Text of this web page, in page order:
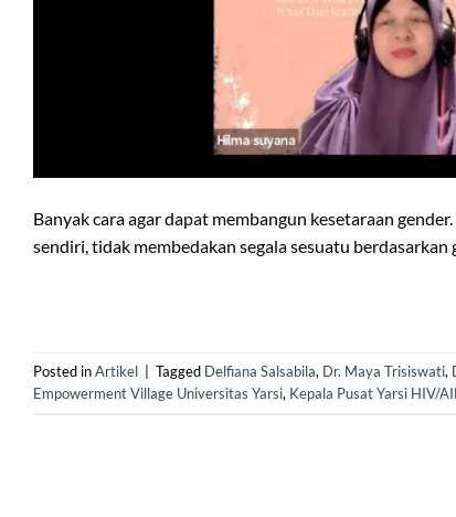
Banyak cara agar dapat membangun kesetaraan
sendiri, tidak membedakan segala sesuatu
Posted inArtikel Tagged Delfiana Salsabila, Dr. Maya Trisiswati,
Empowerment Village Universitas Yarsi, Kepala Pusat Yarsi HIV/